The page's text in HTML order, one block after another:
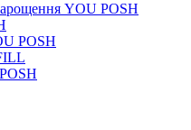
YOU POSH
POSH